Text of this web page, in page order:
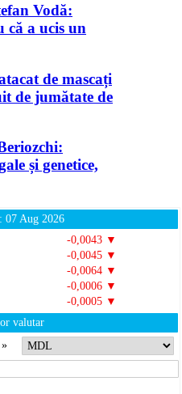
Vodă:
că a ucis un
de mascați
de jumătate de
și genetice,
07 Aug 2026
-0,0043 ▼
-0,0045 ▼
-0,0064 ▼
-0,0006 ▼
-0,0005 ▼
valutar
»